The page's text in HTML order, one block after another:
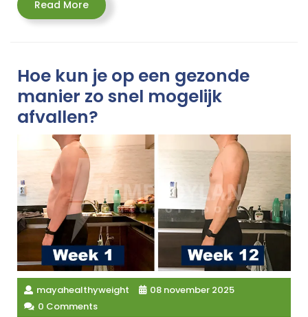
Read MoreRead
More
Hoe kun je op een gezonde
manier zo snel mogelijk
afvallen?
mayahealthyweight
08 november 2025
0 Comments